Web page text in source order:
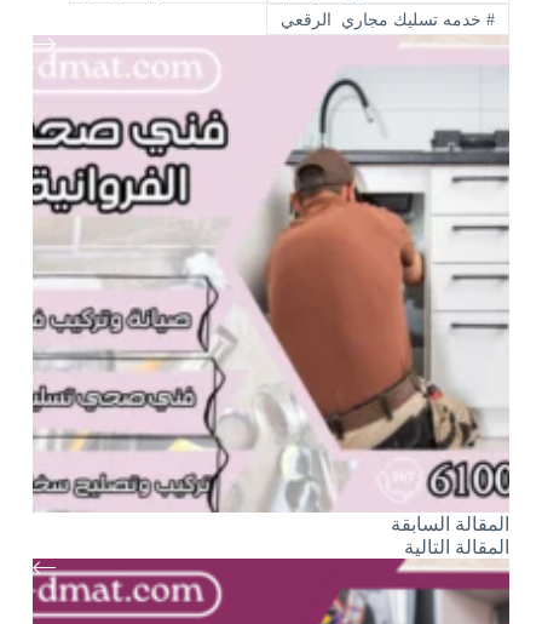
#خدمه تسليك مجاري الرقعي
المقالة السابقة
المقالة التالية